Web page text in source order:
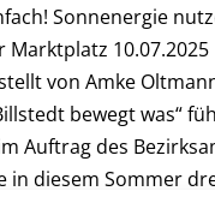
Sonnenergie
Marktplatz
von Amke
bewegt was“
Auftrag des
in diesem Sommer